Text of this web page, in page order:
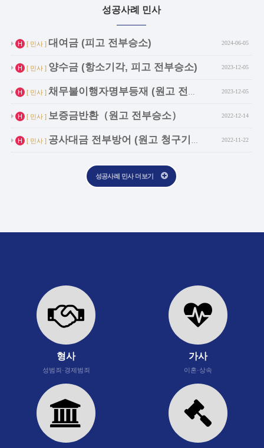
성공사례 민사
H
[ 민사 ] 대여금 (피고 전부승소) 2024-06-05
H
인기글
[ 민사 ] 양수금 (항소기각, 피고 전부승소) 2023-12-05
H
인기글
[ 민사 ] 채무불이행자명부등재 (원고 전부승소) 2023-12-05
H
인기글
[ 민사 ] 보증금반환（원고 전부승소） 2022-12-14
H
인기글
[ 민사 ] 공사대금 전부방어 (원고 청구기각, 피고 전… 2022-11-22
성공사례 민사 더보기
형사
성범죄·경제범죄
가사
이혼·상속